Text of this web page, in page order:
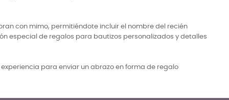
con mimo, permitiéndote incluir el nombre del recién
especial de regalos para bautizos personalizados y detalles
para enviar un abrazo en forma de regalo